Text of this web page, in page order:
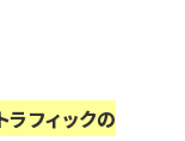
フィックの